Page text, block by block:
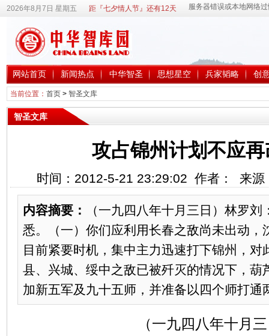
2026年8月7日 星期五 距『七夕情人节』还有12天
网站首页 新闻热点 中华智圣 思想星空 兵家韬略 创
当前位置： 首页> 智圣文库
智圣文库
攻占锦州计划不应
时间：2012-5-21 23:29:02 作者： 来
内容摘要：
（一九四八年十月三日）林罗
悉。（一）你们应利用长春之敌尚未出动，
目前紧要时机，集中主力迅速打下锦州，对
县、兴城、绥中之敌已被歼灭的情况下，葫
加新五军及九十五师，并准备以四个师打通
（一九四八年十月